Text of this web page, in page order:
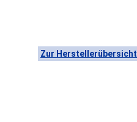
Zur Herstellerübersicht